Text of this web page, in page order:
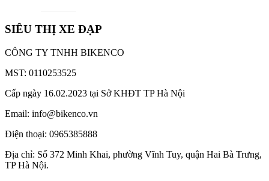
SIÊU THỊ XE ĐẠP
CÔNG TY TNHH BIKENCO
MST: 0110253525
Cấp ngày 16.02.2023 tại Sở KHĐT TP Hà Nội
Email: info@bikenco.vn
Điện thoại: 0965385888
Địa chỉ: Số 372 Minh Khai, phường Vĩnh Tuy, quận Hai Bà Trưng,
TP Hà Nội.